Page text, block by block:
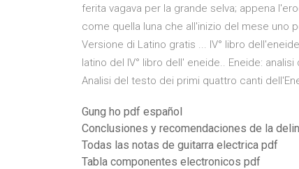
ferita vagava per la grande selva; appena
come quella luna che all'inizio del mese uno
Versione di Latino gratis ... IV° libro
latino del IV° libro dell' eneide.. Eneide:
Analisi del testo dei primi quattro canti
Gung ho pdf español
Conclusiones y recomendaciones de la
Todas las notas de guitarra electrica pdf
Tabla componentes electronicos pdf